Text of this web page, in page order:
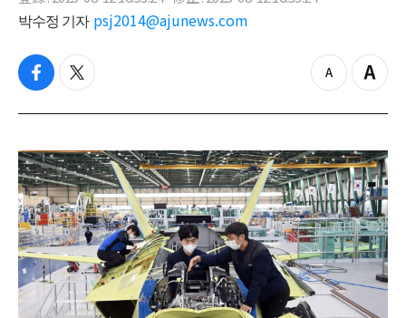
박수정 기자 psj2014@ajunews.com
f
c
b
o
o
k
t
i
t
e
r
z
o
o
u
t
Z
o
i
n